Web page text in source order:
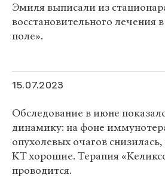
Эмиля выписали из
восстановительного лечения
поле».
15.07.2023
Обследование в июне
динамику: на фоне
опухолевых очагов
КТ хорошие. Терапия
проводится.